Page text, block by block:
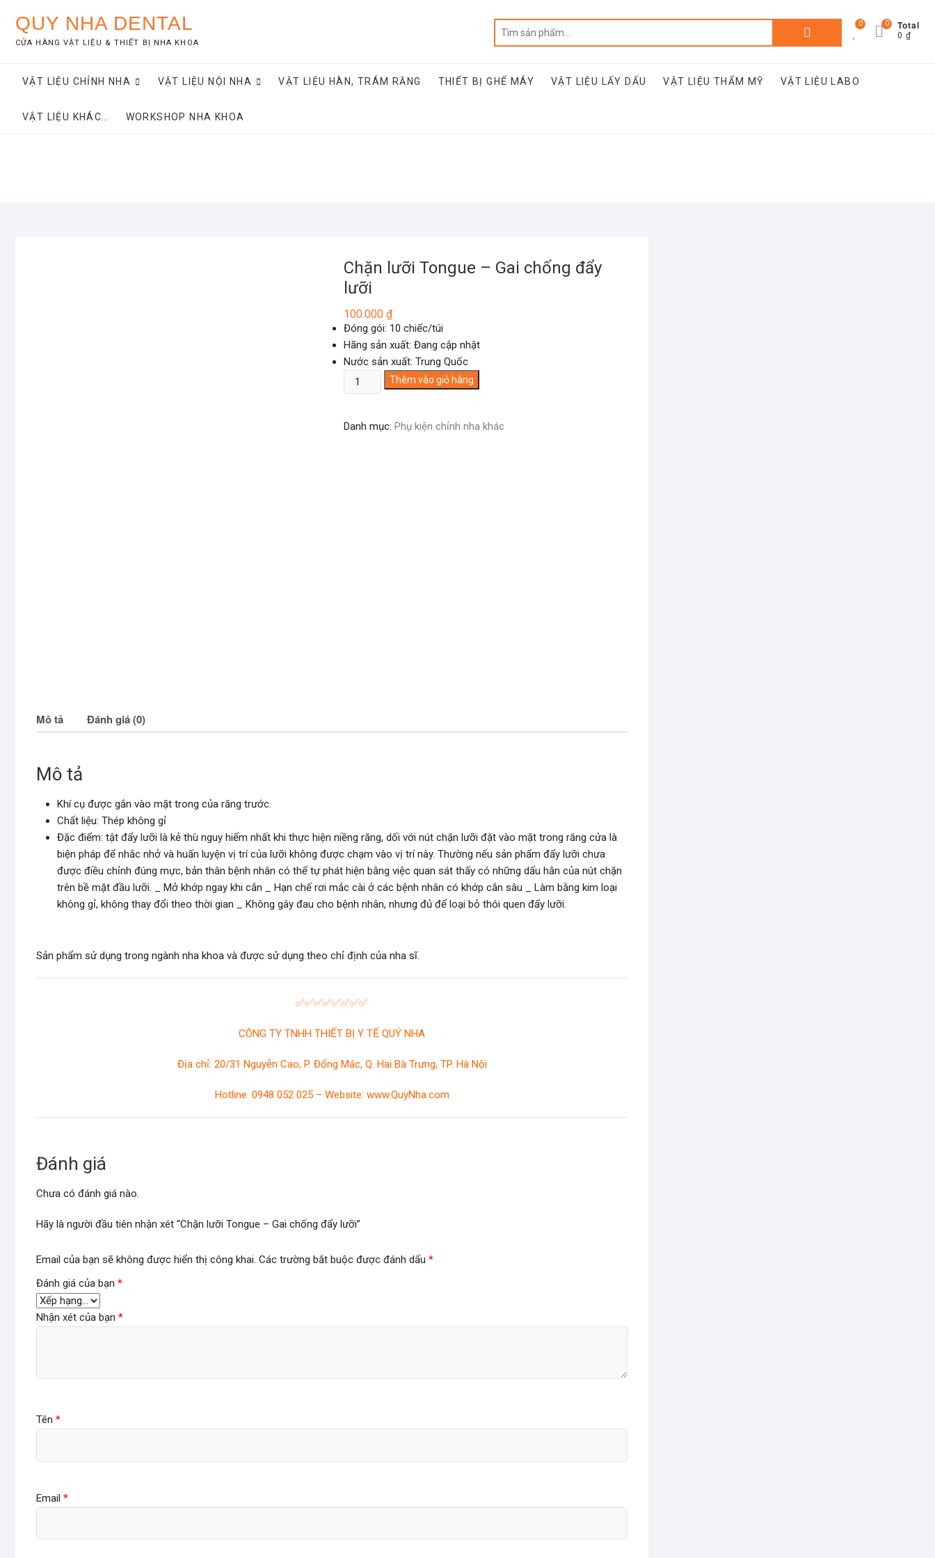
content
QUY NHA DENTAL
CỬA HÀNG VẬT LIỆU & THIẾT BỊ NHA KHOA
0 Total
0 ₫
0
VẬT LIỆU CHỈNH NHA VẬT LIỆU NỘI NHA VẬT LIỆU HÀN, TRÁM RĂNG THIẾT BỊ GHẾ MÁY VẬT LIỆU LẤY DẤU VẬT LIỆU THẨM MỸ VẬT LIỆU LABO
VẬT LIỆU KHÁC… WORKSHOP NHA KHOA
Chặn lưỡi Tongue – Gai chống đẩy
lưỡi
100.000 ₫
Đóng gói: 10 chiếc/túi
Hãng sản xuất: Đang cập nhật
Nước sản xuất: Trung Quốc
Chặn
lưỡi
-
Thêm vào giỏ hàng
Danh mục: Phụ kiện chỉnh nha khác
Mô tả Đánh giá (0)
Mô tả
Khí cụ được gắn vào mặt trong của răng trước.
Chất liệu: Thép không gỉ
Đặc điểm: tật đẩy lưỡi là kẻ thù nguy hiểm nhất khi thực hiện niềng răng, dối với nút chặn lưỡi đặt vào mặt trong răng cửa là
biện pháp để nhắc nhở và huấn luyện vị trí của lưỡi không được chạm vào vị trí này. Thường nếu sản phẩm đẩy lưỡi chưa
được điều chỉnh đúng mực, bản thân bệnh nhân có thể tự phát hiện bằng việc quan sát thấy có những dấu hằn của nút chặn
trên bề mặt đầu lưỡi. _ Mở khớp ngay khi cắn _ Hạn chế rơi mắc cài ở các bệnh nhân có khớp cắn sâu _ Làm bằng kim loại
không gỉ, không thay đổi theo thời gian _ Không gây đau cho bệnh nhân, nhưng đủ để loại bỏ thói quen đẩy lưỡi.
Sản phẩm sử dụng trong ngành nha khoa và được sử dụng theo chỉ định của nha sĩ.
✅✅✅✅✅✅✅✅
CÔNG TY TNHH THIẾT BỊ Y TẾ QUÝ NHA
Địa chỉ: 20/31 Nguyễn Cao, P. Đống Mác, Q. Hai Bà Trưng, TP. Hà Nội
Hotline: 0948 052 025 – Website: www.QuyNha.com
Đánh giá
Chưa có đánh giá nào.
Hãy là người đầu tiên nhận xét “Chặn lưỡi Tongue – Gai chống đẩy lưỡi”
Email của bạn sẽ không được hiển thị công khai. Các trường bắt buộc được đánh dấu *
Đánh giá của bạn *
Nhận xét của bạn *
Tên *
Email *